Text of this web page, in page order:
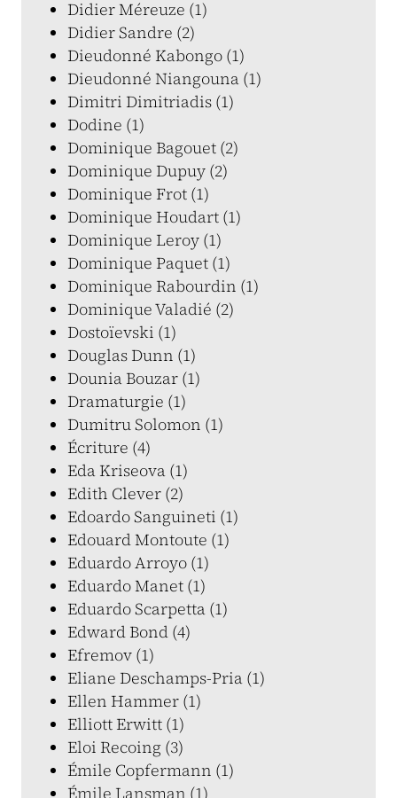
Didier Méreuze (1)
Didier Sandre (2)
Dieudonné Kabongo (1)
Dieudonné Niangouna (1)
Dimitri Dimitriadis (1)
Dodine (1)
Dominique Bagouet (2)
Dominique Dupuy (2)
Dominique Frot (1)
Dominique Houdart (1)
Dominique Leroy (1)
Dominique Paquet (1)
Dominique Rabourdin (1)
Dominique Valadié (2)
Dostoïevski (1)
Douglas Dunn (1)
Dounia Bouzar (1)
Dramaturgie (1)
Dumitru Solomon (1)
Écriture (4)
Eda Kriseova (1)
Edith Clever (2)
Edoardo Sanguineti (1)
Edouard Montoute (1)
Eduardo Arroyo (1)
Eduardo Manet (1)
Eduardo Scarpetta (1)
Edward Bond (4)
Efremov (1)
Eliane Deschamps-Pria (1)
Ellen Hammer (1)
Elliott Erwitt (1)
Eloi Recoing (3)
Émile Copfermann (1)
Émile Lansman (1)